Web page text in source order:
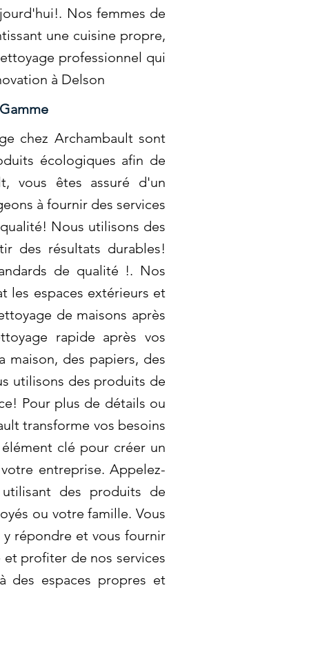
Nos femmes de
une cuisine propre,
professionnel qui
à Delson
chez Archambault sont
écologiques afin de
vous êtes assuré d'un
à fournir des services
Nous utilisons des
des résultats durables!
de qualité !. Nos
les espaces extérieurs et
de maisons après
rapide après vos
maison, des papiers, des
utilisons des produits de
Pour plus de détails ou
transforme vos besoins
clé pour créer un
entreprise. Appelez-
des produits de
ou votre famille. Vous
répondre et vous fournir
profiter de nos services
des espaces propres et